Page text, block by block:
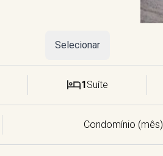
Selecionar
1Suíte
Condomínio (mês)